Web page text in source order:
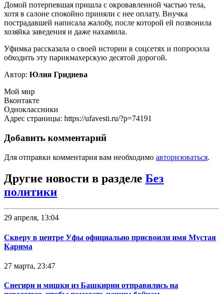
Домой потерпевшая пришла с окровавленной частью тела,
хотя в салоне спокойно приняли с нее оплату. Внучка
пострадавшей написала жалобу, после которой ей позвонила
хозяйка заведения и даже нахамила.
Уфимка рассказала о своей истории в соцсетях и попросила
обходить эту парикмахерскую десятой дорогой.
Автор: Юлия Гриднева
Мой мир
Вконтакте
Одноклассники
Адрес страницы: https://ufavesti.ru/?p=74191
Добавить комментарий
Для отправки комментария вам необходимо авторизоваться.
Другие новости в разделе Без
политики
29 апреля, 13:04
Скверу в центре Уфы официально присвоили имя Мустая
Карима
27 марта, 23:47
Снегири и мишки из Башкирии отправились на